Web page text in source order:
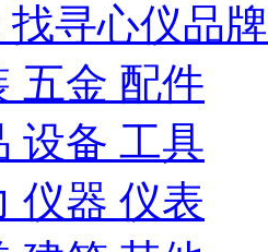
找寻心仪品牌
五金 配件
设备 工具
仪器 仪表